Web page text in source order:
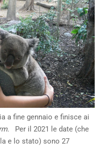
a fine gennaio e finisce ai
Per il 2021 le date (che
e lo stato) sono 27